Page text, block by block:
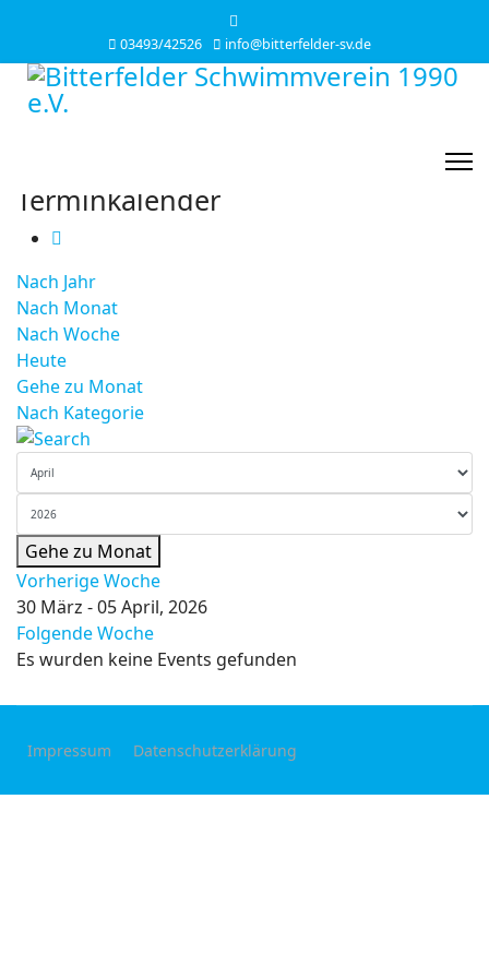
03493/42526 info@bitterfelder-sv.de
Terminkalender
Nach Jahr
Nach Monat
Nach Woche
Heute
Gehe zu Monat
Nach Kategorie
Gehe zu Monat
Vorherige Woche
30 März - 05 April, 2026
Folgende Woche
Es wurden keine Events gefunden
Impressum Datenschutzerklärung